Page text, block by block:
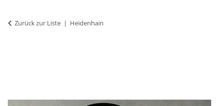
Zurück zur Liste Heidenhain